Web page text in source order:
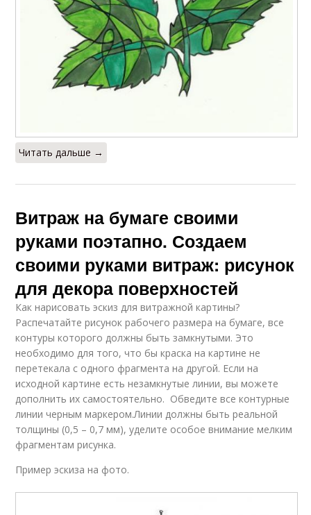
Читать дальше →
Витраж на бумаге своими
руками поэтапно. Создаем
своими руками витраж: рисунок
для декора поверхностей
Как нарисовать эскиз для витражной картины?
Распечатайте рисунок рабочего размера на бумаге, все
контуры которого должны быть замкнутыми. Это
необходимо для того, что бы краска на картине не
перетекала с одного фрагмента на другой. Если на
исходной картине есть незамкнутые линии, вы можете
дополнить их самостоятельно. Обведите все контурные
линии черным маркером.Линии должны быть реальной
толщины (0,5 – 0,7 мм), уделите особое внимание мелким
фрагментам рисунка.
Пример эскиза на фото.